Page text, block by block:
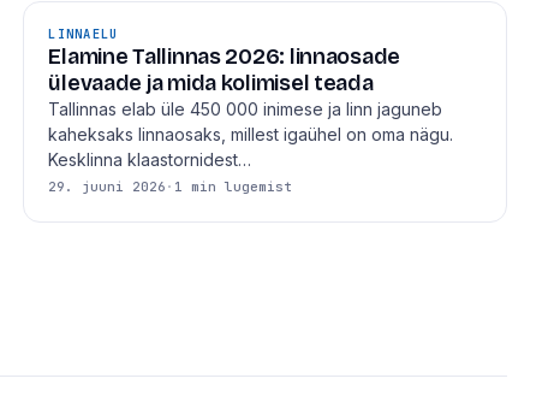
LINNAELU
Elamine Tallinnas 2026: linnaosade
ülevaade ja mida kolimisel teada
Tallinnas elab üle 450 000 inimese ja linn jaguneb
kaheksaks linnaosaks, millest igaühel on oma nägu.
Kesklinna klaastornidest…
29. juuni 2026 · 1 min lugemist